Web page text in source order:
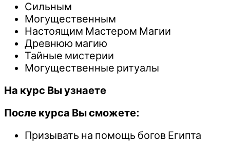
Сильным
Могущественным
Настоящим Мастером Магии
Древнюю магию
Тайные мистерии
Могущественные ритуалы
На курс Вы узнаете
После курса Вы сможете:
Призывать на помощь богов Египта